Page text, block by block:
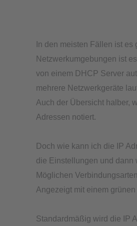
In den meisten Fällen ist
Netzwerkumgebungen ist
von einem DHCP Server
mehrere Netzwerkgeräte
Auch der Übersicht halber,
Adressen notiert.
Doch wie kann ich die IP
die Einstellungen und dann
Möglichen
Angezeigt mit einem
Standardmäßig wird die IP
Adresse
herausfinden
und
gegebenenfalls
ändern?